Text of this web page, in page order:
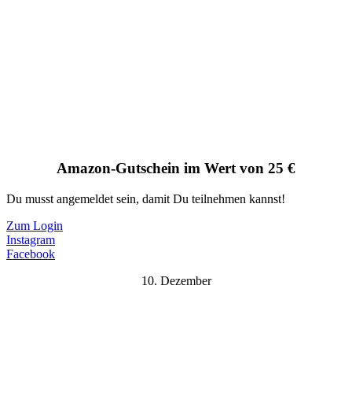
Amazon-Gutschein im Wert von 25 €
Du musst angemeldet sein, damit Du teilnehmen kannst!
Zum Login
Instagram
Facebook
10. Dezember